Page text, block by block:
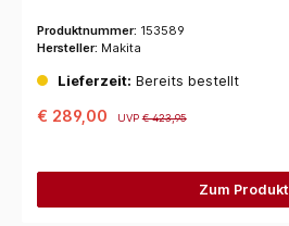
Produktnummer: 153589
Hersteller: Makita
Lieferzeit: Bereits bestellt
€ 289,00 UVP€ 423,95
Zum Produkt